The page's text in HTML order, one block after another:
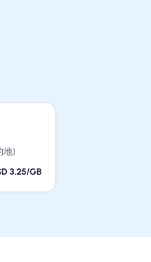
地)
3.25/GB